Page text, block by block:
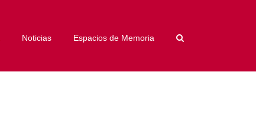
Noticias Espacios de Memoria